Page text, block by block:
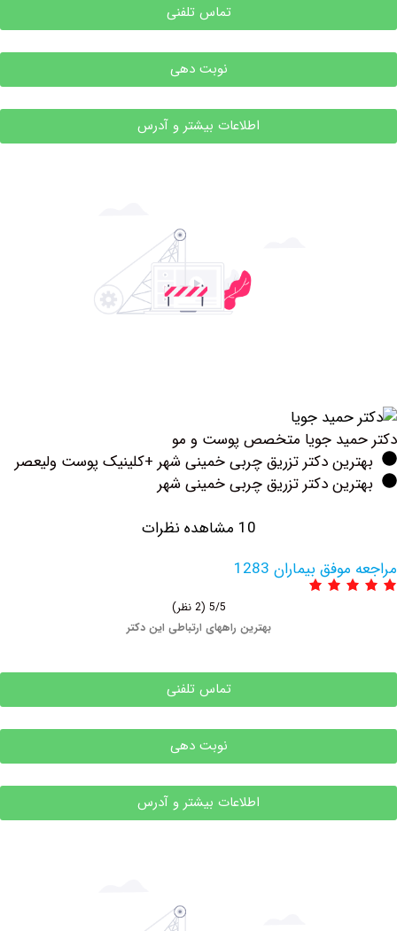
تماس تلفنی
نوبت دهی
اطلاعات بیشتر و آدرس
جویا متخصص پوست و مو
دکتر تزریق چربی خمینی شهر +کلینیک پوست ولیعصر
دکتر تزریق چربی خمینی شهر
بیماران 1283
بهترین راههای ارتباطی این دکتر
تماس تلفنی
نوبت دهی
اطلاعات بیشتر و آدرس